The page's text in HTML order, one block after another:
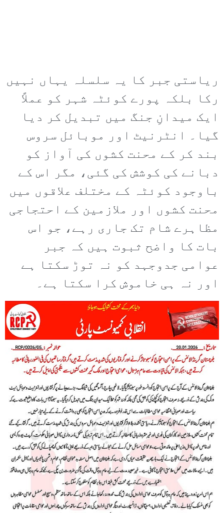
ریاستی جبر کا یہ سلسلہ یہاں نہیں
رکا بلکہ پورے کوئٹہ شہر کو عملاً
ایک میدانِ جنگ میں تبدیل کر دیا
گیا۔ انٹرنیٹ اور موبائل سروس
بند کر کے محنت کشوں کی آواز کو
دبانے کی کوشش کی گئی، مگر اس کے
باوجود کوئٹہ کے مختلف علاقوں میں
محنت کشوں اور ملازمین کے احتجاجی
مظاہرے شام تک جاری رہے، جو اس
بات کا واضح ثبوت ہیں کہ جبر
عوامی جدوجہد کو نہ توڑ سکتا ہے
اور نہ ہی خاموش کرا سکتا ہے۔